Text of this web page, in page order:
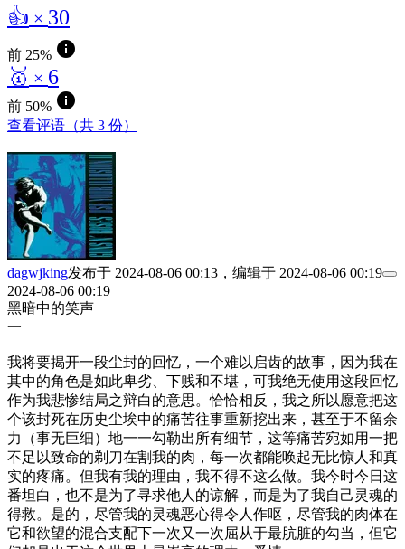
👍 × 30
前 25% info
🥇 × 6
前 50% info
查看评语（共 3 份）
dagwjking发布于 2024-08-06 00:13 ，编辑于 2024-08-06 00:19
2024-08-06 00:19
黑暗中的笑声
一
我将要揭开一段尘封的回忆，一个难以启齿的故事，因为我在
其中的角色是如此卑劣、下贱和不堪，可我绝无使用这段回忆
作为我悲惨结局之辩白的意思。恰恰相反，我之所以愿意把这
个该封死在历史尘埃中的痛苦往事重新挖出来，甚至于不留余
力（事无巨细）地一一勾勒出所有细节，这等痛苦宛如用一把
不足以致命的剃刀在割我的肉，每一次都能唤起无比惊人和真
实的疼痛。但我有我的理由，我不得不这么做。我今时今日这
番坦白，也不是为了寻求他人的谅解，而是为了我自己灵魂的
得救。是的，尽管我的灵魂恶心得令人作呕，尽管我的肉体在
它和欲望的混合支配下一次又一次屈从于最肮脏的勾当，但它